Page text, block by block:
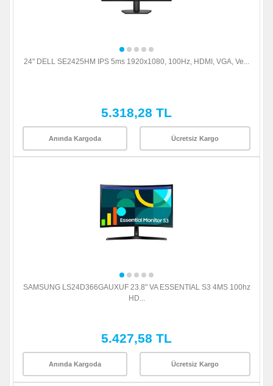
24" DELL SE2425HM IPS 5ms 1920x1080, 100Hz, HDMI, VGA, Ve...
5.318,28 TL
Anında Kargoda Ücretsiz Kargo
SAMSUNG LS24D366GAUXUF 23.8" VA ESSENTIAL S3 4MS 100hz
HD...
5.427,58 TL
Anında Kargoda Ücretsiz Kargo